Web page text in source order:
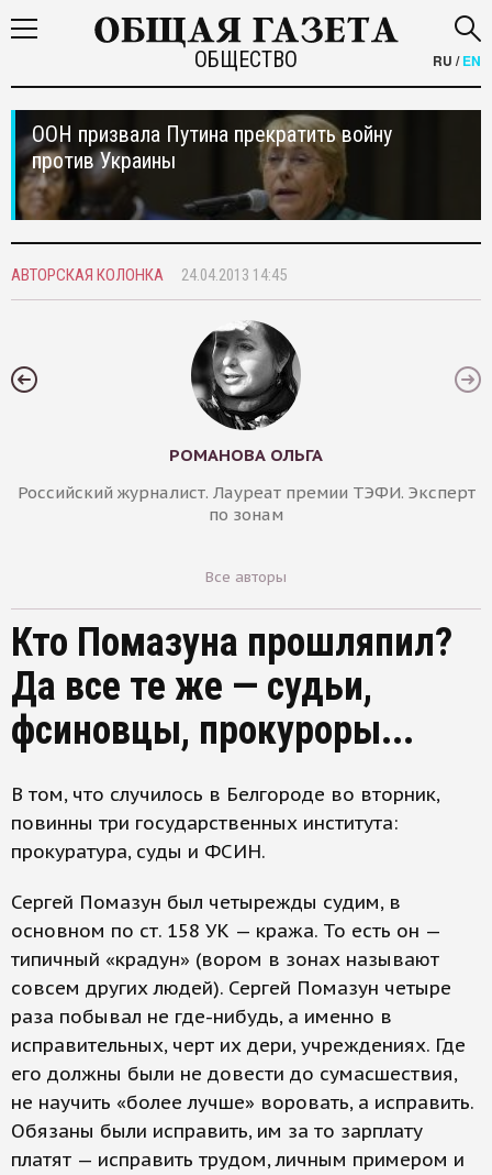
ОБЩЕСТВО RU /EN
ООН призвала Путина прекратить войну
против Украины
АВТОРСКАЯ КОЛОНКА 24.04.2013 14:45
РОМАНОВА ОЛЬГА
Российский журналист. Лауреат премии ТЭФИ. Эксперт
по зонам
Все авторы
Кто Помазуна прошляпил?
Да все те же — судьи,
фсиновцы, прокуроры...
В том, что случилось в Белгороде во вторник,
повинны три государственных института:
прокуратура, суды и ФСИН.
Сергей Помазун был четырежды судим, в
основном по ст. 158 УК — кража. То есть он —
типичный «крадун» (вором в зонах называют
совсем других людей). Сергей Помазун четыре
раза побывал не где-нибудь, а именно в
исправительных, черт их дери, учреждениях. Где
его должны были не довести до сумасшествия,
не научить «более лучше» воровать, а исправить.
Обязаны были исправить, им за то зарплату
платят — исправить трудом, личным примером и